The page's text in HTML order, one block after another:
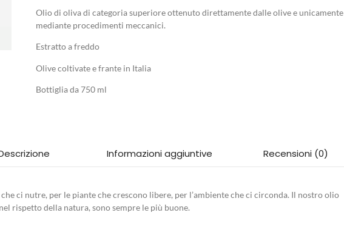
Olio di oliva di categoria superiore ottenuto direttamente dalle olive e unicamente
mediante procedimenti meccanici.
Estratto a freddo
Olive coltivate e frante in Italia
Bottiglia da 750 ml
Informazioni aggiuntive Recensioni (0)
ci nutre, per le piante che crescono libere, per l’ambiente che ci circonda. Il nostro olio
rispetto della natura, sono sempre le più buone.